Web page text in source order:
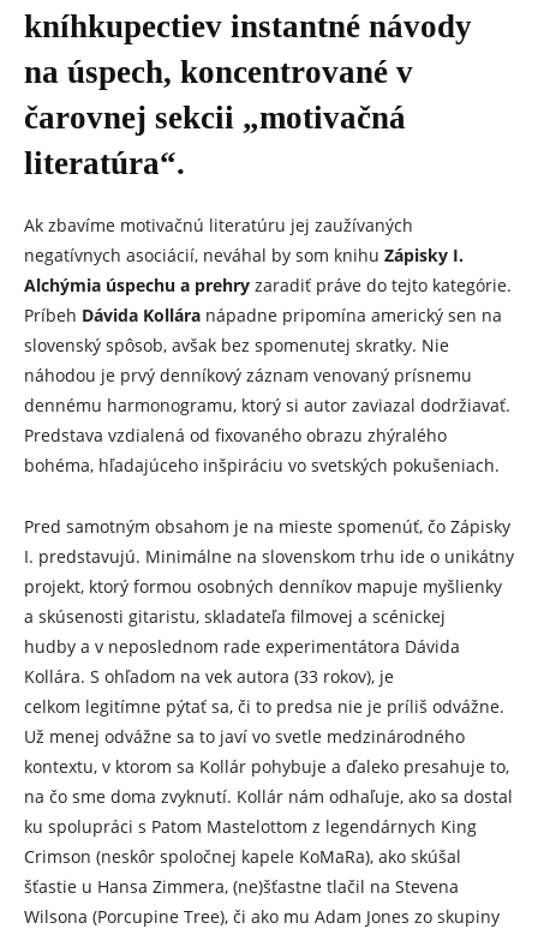
kníhkupectiev instantné návody
na úspech, koncentrované v
čarovnej sekcii „motivačná
literatúra“.
Ak zbavíme motivačnú literatúru jej zaužívaných
negatívnych asociácií, neváhal by som knihu Zápisky I.
Alchýmia úspechu a prehry zaradiť práve do tejto kategórie.
Príbeh Dávida Kollára nápadne pripomína americký sen na
slovenský spôsob, avšak bez spomenutej skratky. Nie
náhodou je prvý denníkový záznam venovaný prísnemu
dennému harmonogramu, ktorý si autor zaviazal dodržiavať.
Predstava vzdialená od fixovaného obrazu zhýralého
bohéma, hľadajúceho inšpiráciu vo svetských pokušeniach.
Pred samotným obsahom je na mieste spomenúť, čo Zápisky
I. predstavujú. Minimálne na slovenskom trhu ide o unikátny
projekt, ktorý formou osobných denníkov mapuje myšlienky
a skúsenosti gitaristu, skladateľa filmovej a scénickej
hudby a v neposlednom rade experimentátora Dávida
Kollára. S ohľadom na vek autora (33 rokov), je
celkom legitímne pýtať sa, či to predsa nie je príliš odvážne.
Už menej odvážne sa to javí vo svetle medzinárodného
kontextu, v ktorom sa Kollár pohybuje a ďaleko presahuje to,
na čo sme doma zvyknutí. Kollár nám odhaľuje, ako sa dostal
ku spolupráci s Patom Mastelottom z legendárnych King
Crimson (neskôr spoločnej kapele KoMaRa), ako skúšal
šťastie u Hansa Zimmera, (ne)šťastne tlačil na Stevena
Wilsona (Porcupine Tree), či ako mu Adam Jones zo skupiny